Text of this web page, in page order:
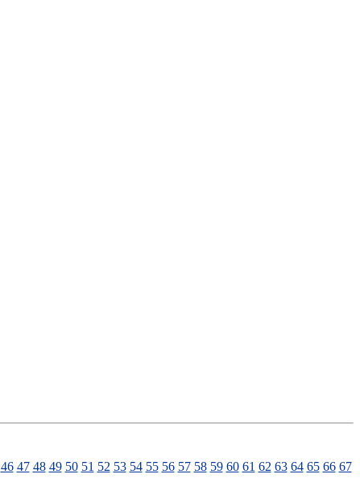
46 47 48 49 50 51 52 53 54 55 56 57 58 59 60 61 62 63 64 65 66 67